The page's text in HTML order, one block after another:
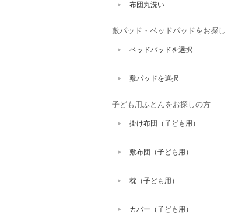
布団丸洗い
敷パッド・ベッドパッドをお探し
ベッドパッドを選択
敷パッドを選択
子ども用ふとんをお探しの方
掛け布団（子ども用）
敷布団（子ども用）
枕（子ども用）
カバー（子ども用）